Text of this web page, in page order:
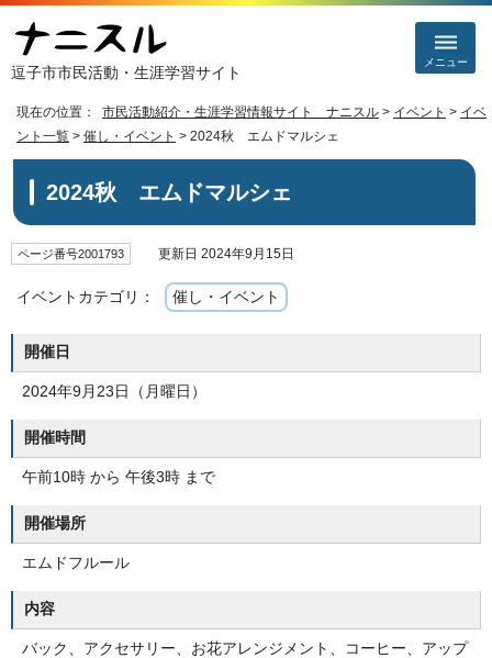
逗子市市民活動・生涯学習サイト
メニュー
現在の位置： 市民活動紹介・生涯学習情報サイト ナニスル > イベント > イベ
ント一覧 > 催し・イベント > 2024秋 エムドマルシェ
2024秋 エムドマルシェ
ページ番号2001793 更新日 2024年9月15日
イベントカテゴリ： 催し・イベント
開催日
2024年9月23日（月曜日）
開催時間
午前10時 から 午後3時 まで
開催場所
エムドフルール
内容
バック、アクセサリー、お花アレンジメント、コーヒー、アップ